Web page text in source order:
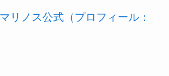
リノス公式（プロフィール：